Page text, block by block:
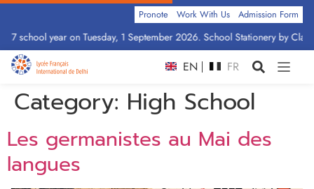
year on Tuesday, 1 September 2026. School Stationery by Class:
Pronote Work With Us Admission Form
EN FR
Category: High School
Les germanistes au Mai des
langues